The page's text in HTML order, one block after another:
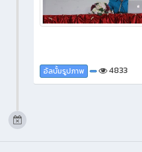
อัลบั้มรูปภาพ 4833